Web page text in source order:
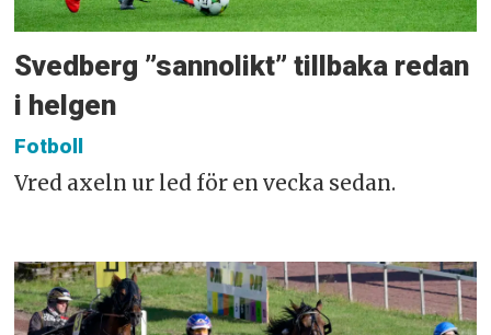
Svedberg ”sannolikt” tillbaka redan
i helgen
Fotboll
Vred axeln ur led för en vecka sedan.